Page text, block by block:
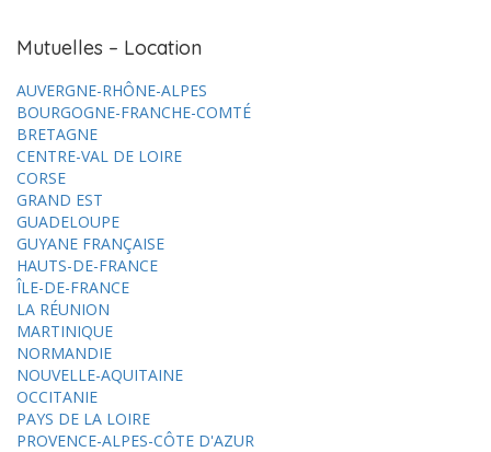
Mutuelles – Location
AUVERGNE-RHÔNE-ALPES
BOURGOGNE-FRANCHE-COMTÉ
BRETAGNE
CENTRE-VAL DE LOIRE
CORSE
GRAND EST
GUADELOUPE
GUYANE FRANÇAISE
HAUTS-DE-FRANCE
ÎLE-DE-FRANCE
LA RÉUNION
MARTINIQUE
NORMANDIE
NOUVELLE-AQUITAINE
OCCITANIE
PAYS DE LA LOIRE
PROVENCE-ALPES-CÔTE D'AZUR